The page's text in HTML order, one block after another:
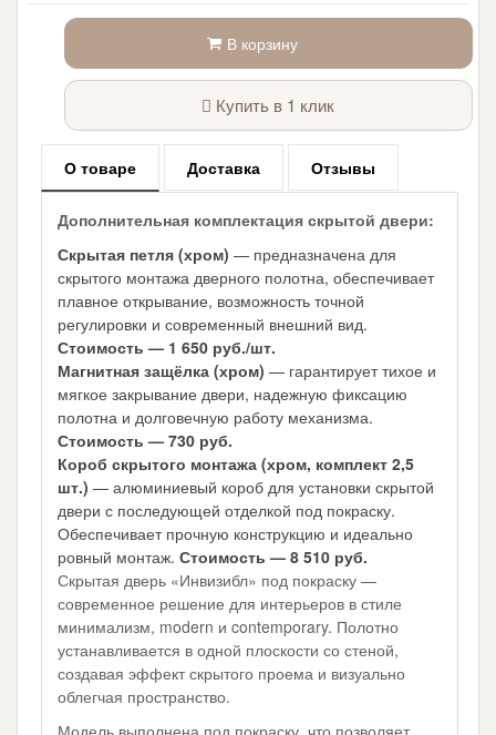
В корзину
Купить в 1 клик
О товаре Доставка Отзывы
Дополнительная комплектация скрытой двери:
Скрытая петля (хром) — предназначена для
скрытого монтажа дверного полотна, обеспечивает
плавное открывание, возможность точной
регулировки и современный внешний вид.
Стоимость — 1 650 руб./шт.
Магнитная защёлка (хром) — гарантирует тихое и
мягкое закрывание двери, надежную фиксацию
полотна и долговечную работу механизма.
Стоимость — 730 руб.
Короб скрытого монтажа (хром, комплект 2,5
шт.) — алюминиевый короб для установки скрытой
двери с последующей отделкой под покраску.
Обеспечивает прочную конструкцию и идеально
ровный монтаж.Стоимость — 8 510 руб.
Скрытая дверь «Инвизибл» под покраску —
современное решение для интерьеров в стиле
минимализм, modern и contemporary. Полотно
устанавливается в одной плоскости со стеной,
создавая эффект скрытого проема и визуально
облегчая пространство.